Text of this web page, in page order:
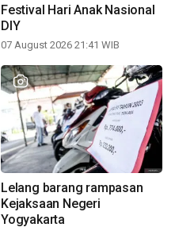
Festival Hari Anak Nasional
DIY
07 August 2026 21:41 WIB
Lelang barang rampasan
Kejaksaan Negeri
Yogyakarta